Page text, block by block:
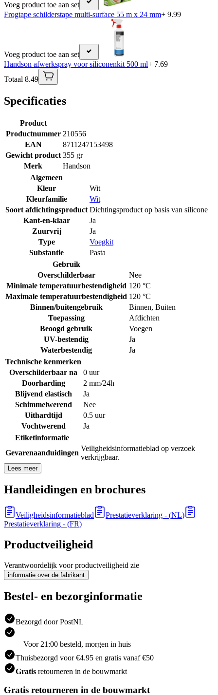
Voeg product toe aan set
Frogtape schilderstape multi-surface 55 m x 24 mm+ 9.99
Voeg product toe aan set
Handson afwerkspray voor siliconenkit 500 ml+ 7.69
Totaal 8.49
Specificaties
Product
Productnummer 210556
EAN
8711247153498
Gewicht product 355 gr
Merk
Handson
Algemeen
Kleur
Wit
Kleurfamilie
Wit
Soort afdichtingsproduct Dichtingsproduct op basis van silicone
Kant-en-klaar
Ja
Zuurvrij
Ja
Type
Voegkit
Substantie
Pasta
Gebruik
Overschilderbaar
Nee
Minimale temperatuurbestendigheid 120 °C
Maximale temperatuurbestendigheid 120 °C
Binnen/buitengebruik
Binnen, Buiten
Toepassing
Afdichten
Beoogd gebruik
Voegen
UV-bestendig
Ja
Waterbestendig
Ja
Technische kenmerken
Overschilderbaar na
0 uur
Doorharding
2 mm/24h
Blijvend elastisch
Ja
Schimmelwerend
Nee
Uithardtijd
0.5 uur
Vochtwerend
Ja
Etiketinformatie
Gevarenaanduidingen
Veiligheidsinformatieblad op verzoek
verkrijgbaar.
Lees meer
Handleidingen en brochures
Veiligheidsinformatieblad Prestatieverklaring - (NL)
Prestatieverklaring - (FR)
Productveiligheid
Verantwoordelijk voor productveiligheid zie
informatie over de fabrikant
Bestel- en bezorginformatie
Bezorgd door PostNL
Voor 21:00 besteld, morgen in huis
Thuisbezorgd voor €4.95 en gratis vanaf €50
Gratis retourneren in de bouwmarkt
Gratis retourneren in de bouwmarkt